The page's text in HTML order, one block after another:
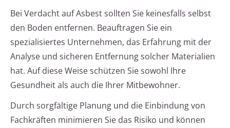
Bei Verdacht auf Asbest sollten Sie keinesfalls selbst
den Boden entfernen. Beauftragen Sie ein
spezialisiertes Unternehmen, das Erfahrung mit der
Analyse und sicheren Entfernung solcher Materialien
hat. Auf diese Weise schützen Sie sowohl Ihre
Gesundheit als auch die Ihrer Mitbewohner.
Durch sorgfältige Planung und die Einbindung von
Fachkräften minimieren Sie das Risiko und können